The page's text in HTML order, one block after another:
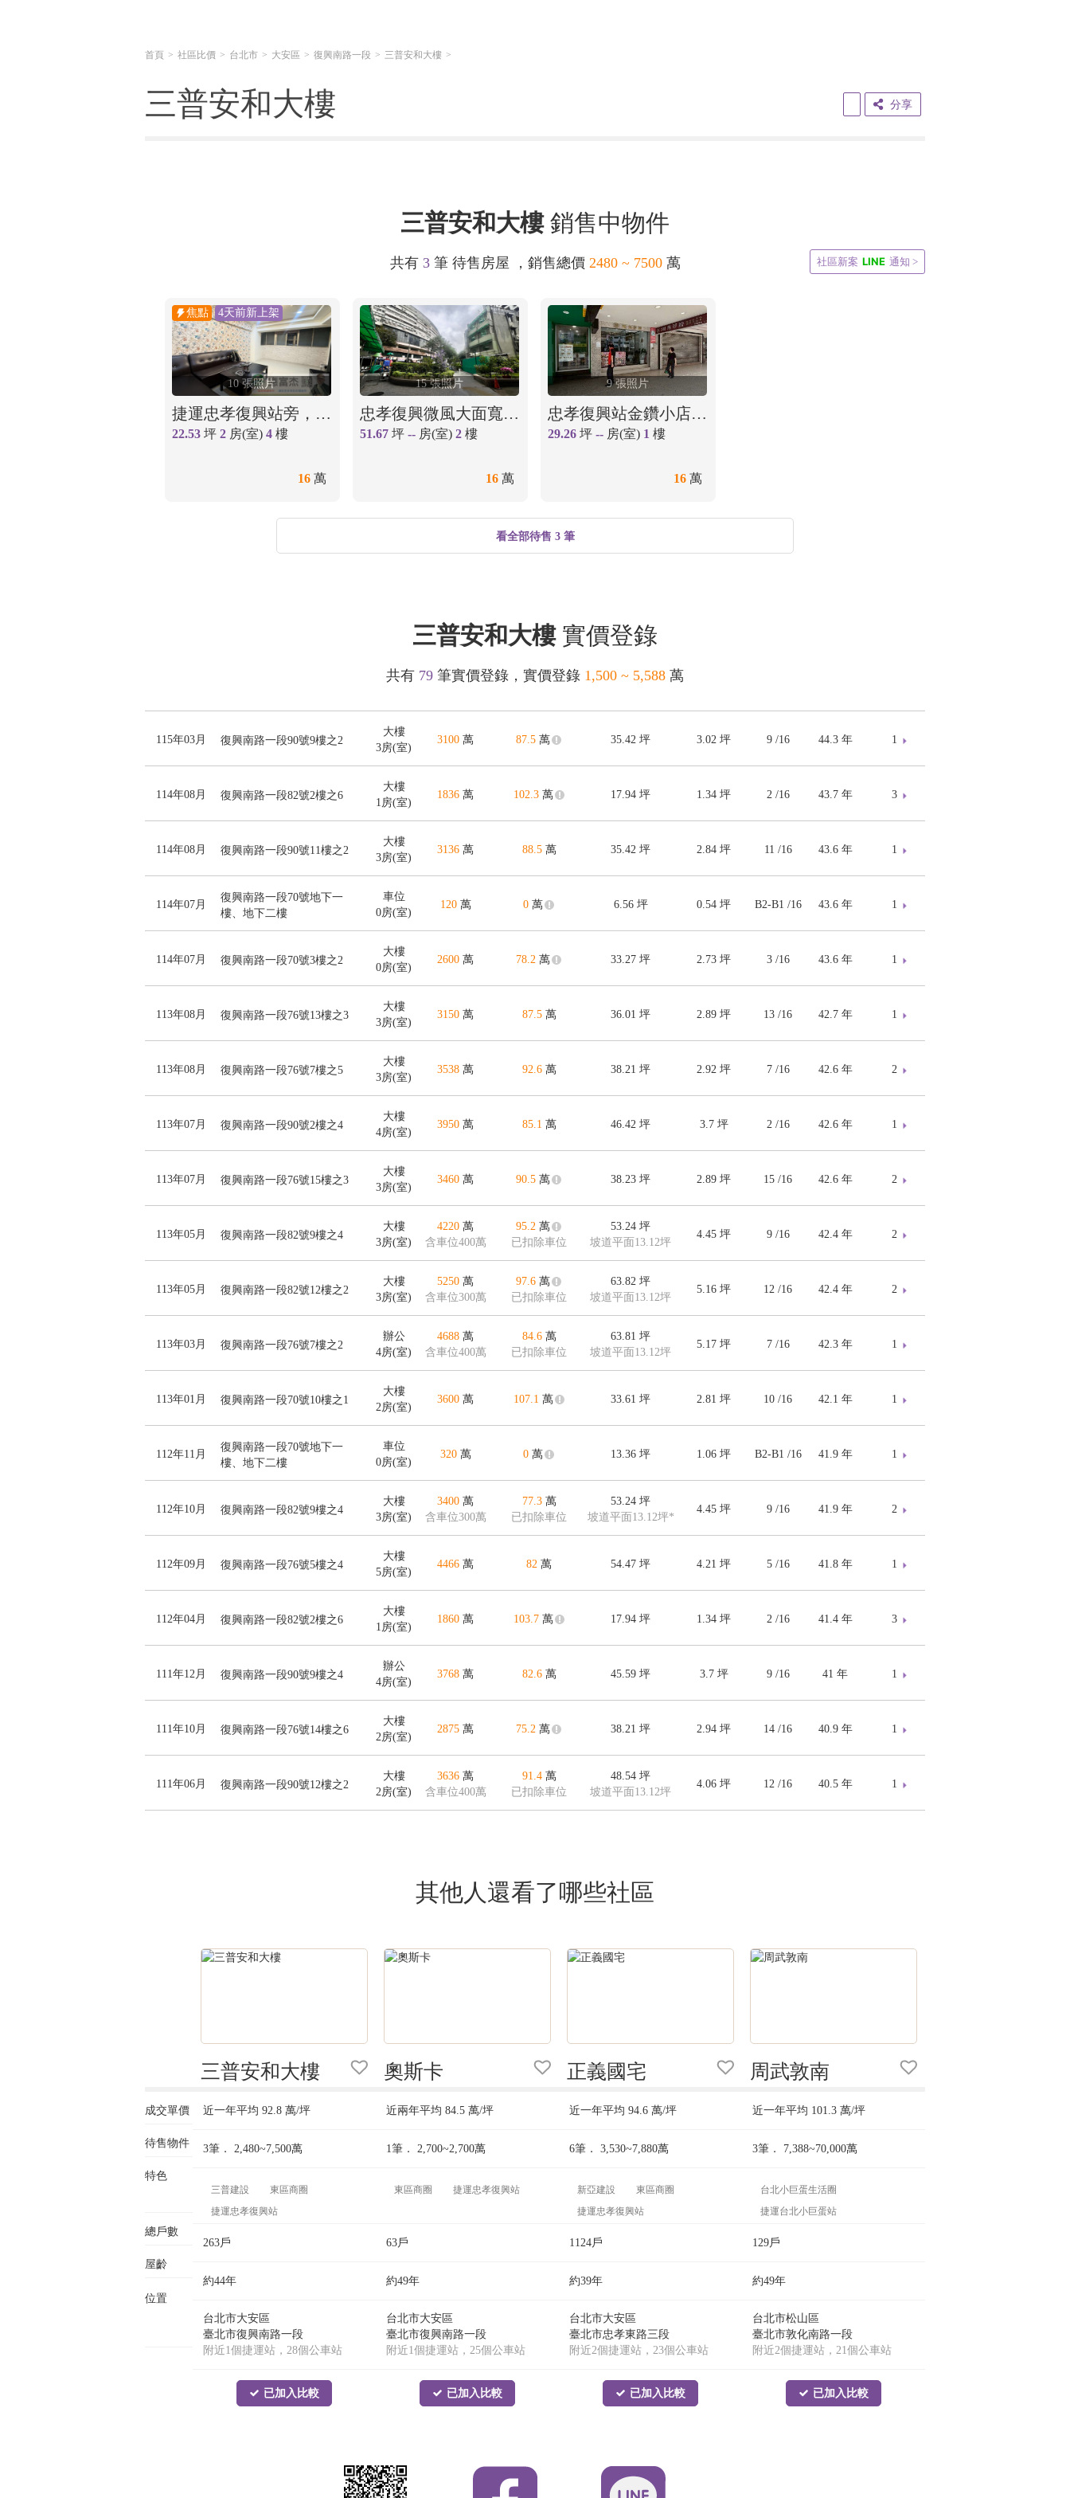
首頁 社區比價 台北市 大安區 復興南路一段 三普安和大樓
三普安和大樓 分享
三普安和大樓銷售中物件
共有 3筆 待售房屋 ，銷售總價 2480 ~ 7500萬 社區新案 LINE 通知 >
焦點 4天前新上架
10 張照片
捷運忠孝復興站旁，稀有電梯二房，獨家🌳住商小應
22.53 坪 2 房(室) 4 樓
16 萬
15 張照片
忠孝復興微風大面寬二樓店辦
51.67 坪 -- 房(室) 2 樓
16 萬
9 張照片
忠孝復興站金鑽小店面含車位🌟【住商楊若芸】
29.26 坪 -- 房(室) 1 樓
16 萬
看全部待售 3 筆
三普安和大樓實價登錄
共有 79 筆實價登錄，實價登錄 1,500 ~ 5,588 萬
115年03月 復興南路一段90號9樓之2
大樓
3房(室)
3100 萬 87.5 萬 35.42 坪 3.02 坪 9 /16 44.3 年 1
114年08月 復興南路一段82號2樓之6
大樓
1房(室)
1836 萬 102.3萬 17.94 坪 1.34 坪 2 /16 43.7 年 3
114年08月 復興南路一段90號11樓之2
大樓
3房(室)
3136 萬 88.5萬 35.42 坪 2.84 坪 11 /16 43.6 年 1
114年07月
復興南路一段70號地下一
樓、地下二樓
車位
0房(室)
120萬 0 萬 6.56坪 0.54 坪 B2-B1 /16 43.6 年 1
114年07月 復興南路一段70號3樓之2
大樓
0房(室)
2600 萬 78.2 萬 33.27 坪 2.73 坪 3 /16 43.6 年 1
113年08月 復興南路一段76號13樓之3
大樓
3房(室)
3150 萬 87.5萬 36.01 坪 2.89 坪 13 /16 42.7 年 1
113年08月 復興南路一段76號7樓之5
大樓
3房(室)
3538 萬 92.6萬 38.21 坪 2.92 坪 7 /16 42.6 年 2
113年07月 復興南路一段90號2樓之4
大樓
4房(室)
3950 萬 85.1 萬 46.42 坪 3.7 坪 2 /16 42.6 年 1
113年07月 復興南路一段76號15樓之3
大樓
3房(室)
3460 萬 90.5 萬 38.23 坪 2.89 坪 15 /16 42.6 年 2
113年05月 復興南路一段82號9樓之4
大樓
3房(室)
4220 萬
含車位400萬
95.2 萬
已扣除車位
53.24 坪
坡道平面13.12坪
4.45 坪 9 /16 42.4 年 2
113年05月 復興南路一段82號12樓之2
大樓
3房(室)
5250 萬
含車位300萬
97.6 萬
已扣除車位
63.82 坪
坡道平面13.12坪
5.16 坪 12 /16 42.4 年 2
113年03月 復興南路一段76號7樓之2
辦公
4房(室)
4688 萬
含車位400萬
84.6萬
已扣除車位
63.81 坪
坡道平面13.12坪
5.17 坪 7 /16 42.3 年 1
113年01月 復興南路一段70號10樓之1
大樓
2房(室)
3600 萬 107.1 萬 33.61 坪 2.81 坪 10 /16 42.1 年 1
112年11月
復興南路一段70號地下一
樓、地下二樓
車位
0房(室)
320萬 0 萬 13.36 坪 1.06 坪 B2-B1 /16 41.9 年 1
112年10月 復興南路一段82號9樓之4
大樓
3房(室)
3400 萬
含車位300萬
77.3萬
已扣除車位
53.24 坪
坡道平面13.12坪*
4.45 坪 9 /16 41.9 年 2
112年09月 復興南路一段76號5樓之4
大樓
5房(室)
4466 萬 82 萬 54.47 坪 4.21 坪 5 /16 41.8 年 1
112年04月 復興南路一段82號2樓之6
大樓
1房(室)
1860 萬 103.7萬 17.94 坪 1.34 坪 2 /16 41.4 年 3
111年12月 復興南路一段90號9樓之4
辦公
4房(室)
3768 萬 82.6萬 45.59 坪 3.7 坪 9 /16 41 年 1
111年10月 復興南路一段76號14樓之6
大樓
2房(室)
2875 萬 75.2 萬 38.21 坪 2.94 坪 14 /16 40.9 年 1
111年06月 復興南路一段90號12樓之2
大樓
2房(室)
3636 萬
含車位400萬
91.4萬
已扣除車位
48.54 坪
坡道平面13.12坪
4.06 坪 12 /16 40.5 年 1
其他人還看了哪些社區
成交單價
待售物件
特色
總戶數
屋齡
位置
三普安和大樓
近一年平均 92.8 萬/坪
3筆． 2,480~7,500萬
三普建設
東區商圈
捷運忠孝復興站
263戶
約44年
台北市大安區
臺北市復興南路一段
附近1個捷運站，28個公車站
已加入比較
奧斯卡
近兩年平均 84.5 萬/坪
1筆． 2,700~2,700萬
東區商圈 捷運忠孝復興站
63戶
約49年
台北市大安區
臺北市復興南路一段
附近1個捷運站，25個公車站
已加入比較
正義國宅
近一年平均 94.6 萬/坪
6筆． 3,530~7,880萬
新亞建設
東區商圈
捷運忠孝復興站
1124戶
約39年
台北市大安區
臺北市忠孝東路三段
附近2個捷運站，23個公車站
已加入比較
周武敦南
近一年平均 101.3 萬/坪
3筆． 7,388~70,000萬
台北小巨蛋生活圈
捷運台北小巨蛋站
129戶
約49年
台北市松山區
臺北市敦化南路一段
附近2個捷運站，21個公車站
已加入比較